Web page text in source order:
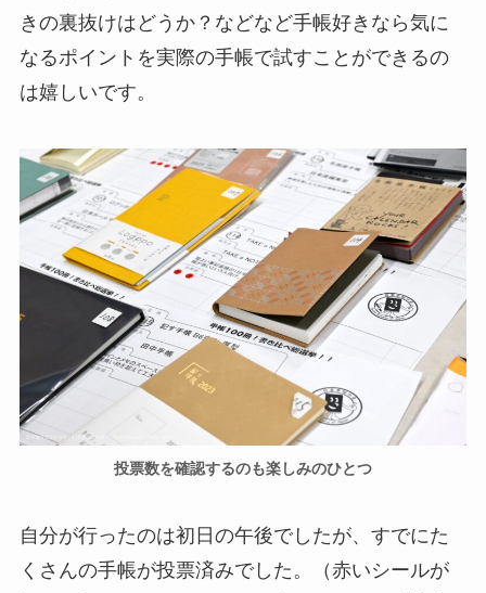
きの裏抜けはどうか？などなど手帳好きなら気に
なるポイントを実際の手帳で試すことができるの
は嬉しいです。
投票数を確認するのも楽しみのひとつ
自分が行ったのは初日の午後でしたが、すでにた
くさんの手帳が投票済みでした。（赤いシールが